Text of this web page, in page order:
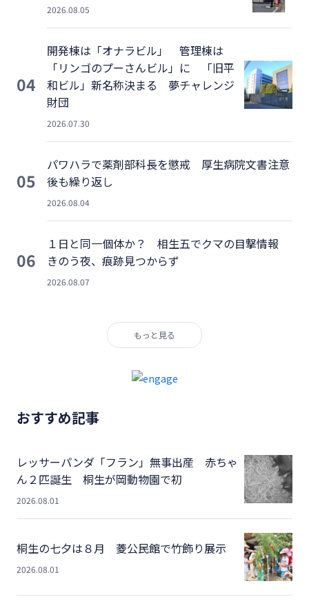
2026.08.05
04
開発棟は「オナラビル」 管理棟は
「リンゴのプーさんビル」に 「旧平
和ビル」新名称決まる 夢チャレンジ
財団
2026.07.30
05
パワハラで薬剤部科長を懲戒 厚生病院文書注意
後も繰り返し
2026.08.04
06
１日と同一個体か？ 相生五でクマの目撃情報
きのう夜、痕跡見つからず
2026.08.07
もっと見る
おすすめ記事
レッサーパンダ「フラン」無事出産 赤ちゃ
ん２匹誕生 桐生が岡動物園で初
2026.08.01
桐生の七夕は８月 菱公民館で竹飾り展示
2026.08.01